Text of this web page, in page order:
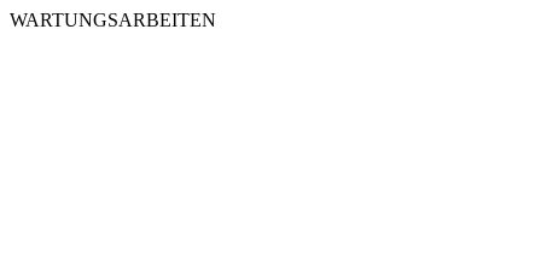
WARTUNGSARBEITEN